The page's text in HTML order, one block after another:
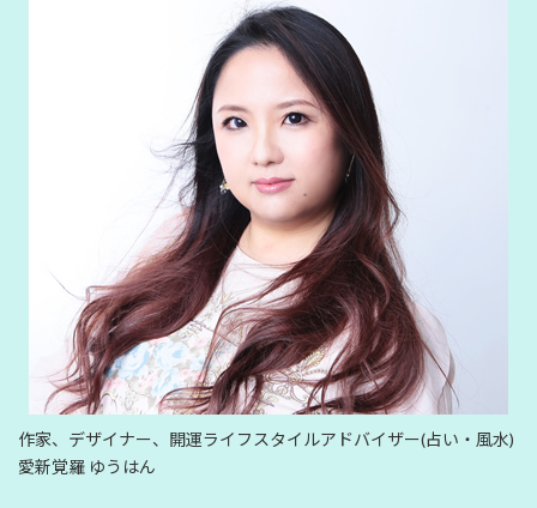
作家、デザイナー、開運ライフスタイルアドバイザー(占い・風水)
愛新覚羅 ゆうはん